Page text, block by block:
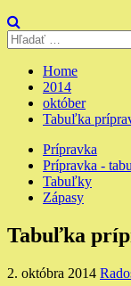
Hľadať:
Home
2014
október
Tabuľka
Prípravka
Prípravka -
Tabuľky
Zápasy
Tabuľka
2. októbra 2014